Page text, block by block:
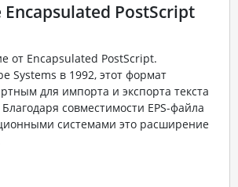
Encapsulated PostScript
от Encapsulated PostScript.
Systems в 1992, этот формат
для импорта и экспорта текста
совместимости EPS-файла
системами это расширение